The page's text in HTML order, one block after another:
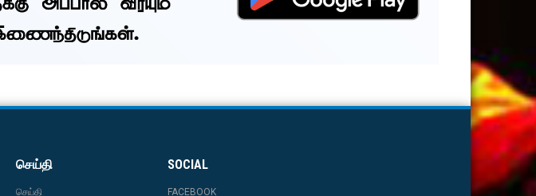
செய்தி
செய்தி
SOCIAL
FACEBOOK